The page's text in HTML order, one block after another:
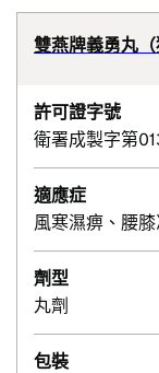
雙燕牌義勇丸（
許可證字號
衛署成製字第
適應症
風寒濕痹、腰
劑型
丸劑
包裝